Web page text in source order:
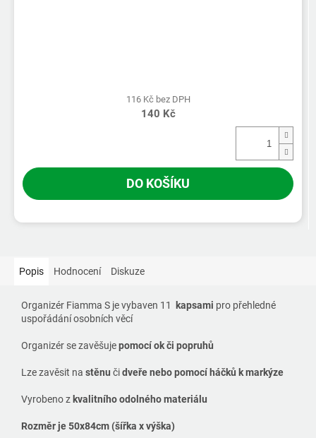
116 Kč bez DPH
140 Kč
DO KOŠÍKU
Popis Hodnocení Diskuze
Organizér Fiamma S je vybaven 11 kapsami pro přehledné
uspořádání osobních věcí
Organizér se zavěšujepomocí ok či popruhů
Lze zavěsit na stěnu čidveře nebo pomocí háčků k markýze
Vyrobeno z kvalitního odolného materiálu
Rozměr je50x84cm (šířka x výška)